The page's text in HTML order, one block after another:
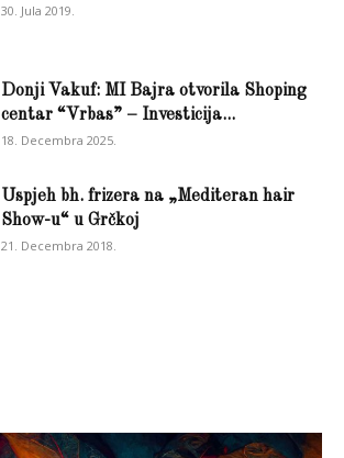
30. Jula 2019.
Donji Vakuf: MI Bajra otvorila Shoping
centar “Vrbas” – Investicija...
18. Decembra 2025.
Uspjeh bh. frizera na „Mediteran hair
Show-u“ u Grčkoj
21. Decembra 2018.